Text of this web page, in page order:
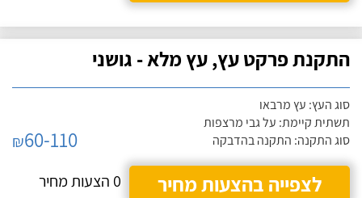
התקנת פרקט עץ, עץ מלא - גושני
סוג העץ: עץ מרבאו
תשתית קיימת: על גבי מרצפות
סוג התקנה: התקנה בהדבקה
₪60-110
לצפייה בהצעות מחיר
0 הצעות מחיר